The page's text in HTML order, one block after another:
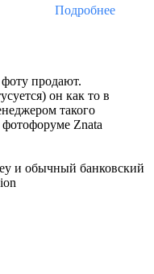
Подробнее
фоту продают.
он как то в
такого
фотофоруме Znata
и обычный банковский